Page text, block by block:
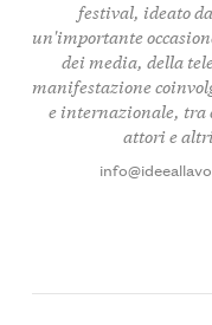
festival, ideato da
un'importante
dei media, della
manifestazione
e internazionale,
attori e